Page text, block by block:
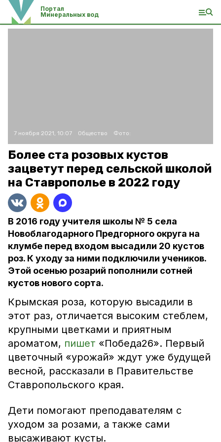
Портал
Минеральных вод
7 ноября 2021, 10:07 Общество Фото:
Более ста розовых кустов
зацветут перед сельской школой
на Ставрополье в 2022 году
В 2016 году учителя школы № 5 села
Новоблагодарного Предгорного округа на
клумбе перед входом высадили 20 кустов
роз. К уходу за ними подключили учеников.
Этой осенью розарий пополнили сотней
кустов нового сорта.
Крымская роза, которую высадили в
этот раз, отличается высоким стеблем,
крупными цветками и приятным
ароматом, пишет «Победа26». Первый
цветочный «урожай» ждут уже будущей
весной, рассказали в Правительстве
Ставропольского края.
Дети помогают преподавателям с
уходом за розами, а также сами
высаживают кусты.